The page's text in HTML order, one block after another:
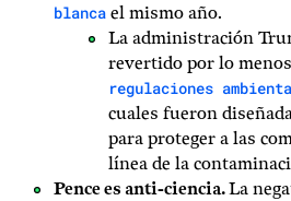
blanca el mismo año.
La administración
revertido por lo menos
regulaciones
cuales fueron
para proteger a las
línea de la
Pence es anti-ciencia.La